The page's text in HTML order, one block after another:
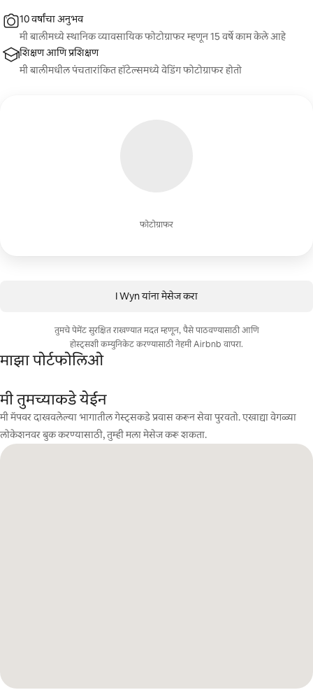
फोटोग्राफर
10 वर्षांचा अनुभव
मी बालीमध्ये स्थानिक व्यावसायिक फोटोग्राफर म्हणून 15 वर्षे काम केले आहे
शिक्षण आणि प्रशिक्षण
मी बालीमधील पंचतारांकित हॉटेल्समध्ये वेडिंग फोटोग्राफर होतो
I Wyn यांना मेसेज करा
तुमचे पेमेंट सुरक्षित राखण्यात मदत म्हणून, पैसे पाठवण्यासाठी आणि
होस्ट्सशी कम्युनिकेट करण्यासाठी नेहमी Airbnb वापरा.
माझा पोर्टफोलिओ
मी तुमच्याकडे येईन
मी मॅपवर दाखवलेल्या भागातील गेस्ट्सकडे प्रवास करून सेवा पुरवतो. एखाद्या वेगळ्या
लोकेशनवर बुक करण्यासाठी, तुम्ही मला मेसेज करू शकता.